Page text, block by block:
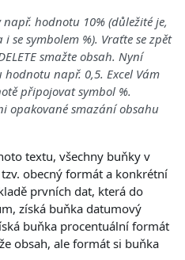
hodnotu 10% (důležité je,
se symbolem %). Vraťte se zpět
smažte obsah. Nyní
např. 0,5. Excel Vám
připojovat symbol %.
opakované smazání obsahu
textu, všechny buňky v
obecný formát a konkrétní
prvních dat, která do
získá buňka datumový
buňka procentuální formát
obsah, ale formát si buňka